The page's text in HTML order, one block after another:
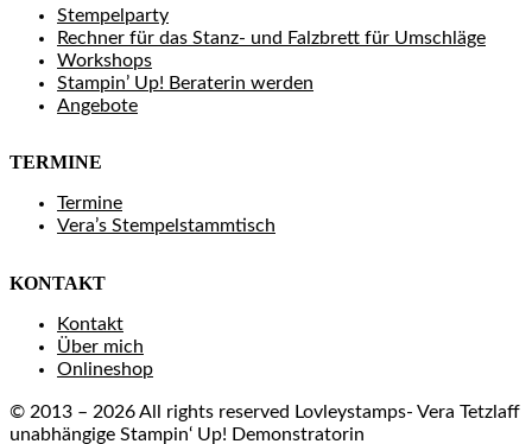
Stempelparty
Rechner für das Stanz- und Falzbrett für Umschläge
Workshops
Stampin’ Up! Beraterin werden
Angebote
TERMINE
Termine
Vera’s Stempelstammtisch
KONTAKT
Kontakt
Über mich
Onlineshop
© 2013 – 2026 All rights reserved Lovleystamps- Vera Tetzlaff
unabhängige Stampin‘ Up! Demonstratorin